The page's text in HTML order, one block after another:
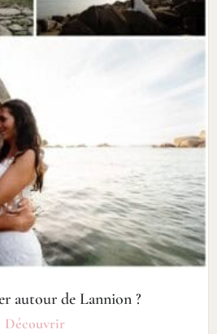
autour de Lannion ?
Découvrir